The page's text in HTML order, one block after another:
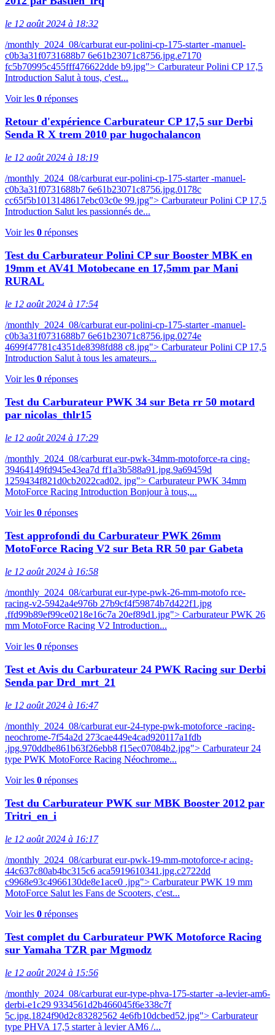
le 12 août 2024 à 18:32
/monthly_2024_08/carburat eur-polini-cp-175-starter -manuel-
c0b3a31f0731688b7 6e61b23071c8756.jpg.e7170
fc5b70995c455fff476622dde b9.jpg"> Carburateur Polini CP 17,5
Introduction Salut à tous, c'est...
Voir les 0 réponses
Retour d'expérience Carburateur CP 17,5 sur Derbi
Senda R X trem 2010 par hugochalancon
le 12 août 2024 à 18:19
/monthly_2024_08/carburat eur-polini-cp-175-starter -manuel-
c0b3a31f0731688b7 6e61b23071c8756.jpg.0178c
cc65f5b1013148617ebc03c0e 99.jpg"> Carburateur Polini CP 17,5
Introduction Salut les passionnés de...
Voir les 0 réponses
Test du Carburateur Polini CP sur Booster MBK en
19mm et AV41 Motobecane en 17,5mm par Mani
RURAL
le 12 août 2024 à 17:54
/monthly_2024_08/carburat eur-polini-cp-175-starter -manuel-
c0b3a31f0731688b7 6e61b23071c8756.jpg.0274e
4699f47781c4351de8398fd88 c8.jpg"> Carburateur Polini CP 17,5
Introduction Salut à tous les amateurs...
Voir les 0 réponses
Test du Carburateur PWK 34 sur Beta rr 50 motard
par nicolas_thlr15
le 12 août 2024 à 17:29
/monthly_2024_08/carburat eur-pwk-34mm-motoforce-ra cing-
39464149fd945e43ea7d ff1a3b588a91.jpg.9a69459d
1259434f821d0cb2022cad02. jpg"> Carburateur PWK 34mm
MotoForce Racing Introduction Bonjour à tous,...
Voir les 0 réponses
Test approfondi du Carburateur PWK 26mm
MotoForce Racing V2 sur Beta RR 50 par Gabeta
le 12 août 2024 à 16:58
/monthly_2024_08/carburat eur-type-pwk-26-mm-motofo rce-
racing-v2-5942a4e976b 27b9cf4f59874b7d422f1.jpg
.ffd99b89ef99ce0218e16c7a 20ef89d1.jpg"> Carburateur PWK 26
mm MotoForce Racing V2 Introduction...
Voir les 0 réponses
Test et Avis du Carburateur 24 PWK Racing sur Derbi
Senda par Drd_mrt_21
le 12 août 2024 à 16:47
/monthly_2024_08/carburat eur-24-type-pwk-motoforce -racing-
neochrome-7f54a2d 273cae449e4cad920117a1fdb
.jpg.970ddbe861b63f26ebb8 f15ec07084b2.jpg"> Carburateur 24
type PWK MotoForce Racing Néochrome...
Voir les 0 réponses
Test du Carburateur PWK sur MBK Booster 2012 par
Tritri_en_i
le 12 août 2024 à 16:17
/monthly_2024_08/carburat eur-pwk-19-mm-motoforce-r acing-
44c637c80ab4bc315c6 aca5919610341.jpg.c2722dd
c9968e93c4966130de8e1ace0 .jpg"> Carburateur PWK 19 mm
MotoForce Salut les Fans de Scooters, c'est...
Voir les 0 réponses
Test complet du Carburateur PWK Motoforce Racing
sur Yamaha TZR par Mgmodz
le 12 août 2024 à 15:56
/monthly_2024_08/carburat eur-type-phva-175-starter -a-levier-am6-
derbi-e1c29 9334561d2b466045f6e338c7f
5c.jpg.1824f90d2c83282562 4e6fb10dcbed52.jpg"> Carburateur
type PHVA 17,5 starter à levier AM6 /...